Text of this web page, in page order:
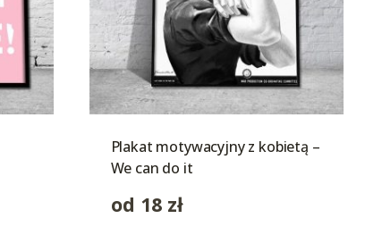
Plakat motywacyjny z kobietą –
We can do it
od 18 zł